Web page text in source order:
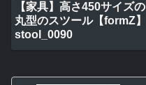
【家具】高さ450サイズの
丸型のスツール【formZ】
stool_0090